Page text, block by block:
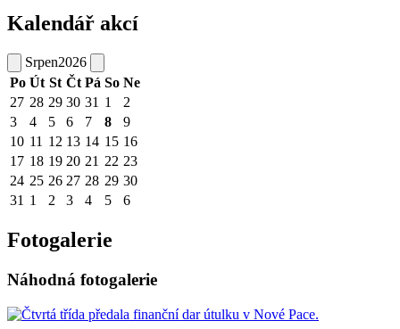
Kalendář akcí
Srpen2026
Po Út St Čt Pá So Ne
27 28 29 30 31 1
2
3
4 5 6 7 8
9
10 11 12 13 14 15 16
17 18 19 20 21 22 23
24 25 26 27 28 29 30
31 1 2 3 4 5 6
Fotogalerie
Náhodná fotogalerie